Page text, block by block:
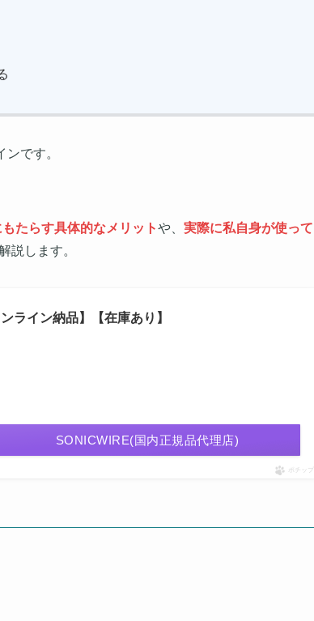
です。
たらす具体的なメリットや、 実際に私自身が使って
説します。
ライン納品】【在庫あり】
SONICWIRE(国内正規品代理店)
ポチップ